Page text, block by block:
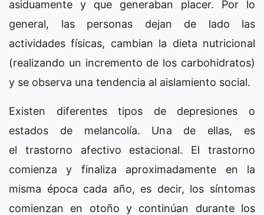
asiduamente y que generaban placer. Por lo
general, las personas dejan de lado las
actividades físicas, cambian la dieta nutricional
(realizando un incremento de los carbohidratos)
y se observa una tendencia al aislamiento social.
Existen diferentes tipos de depresiones o
estados de melancolía. Una de ellas, es
el trastorno afectivo estacional. El trastorno
comienza y finaliza aproximadamente en la
misma época cada año, es decir, los síntomas
comienzan en otoño y continúan durante los